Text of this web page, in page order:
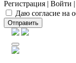
Регистрация | Войти |
Даю согласие на
Отправить